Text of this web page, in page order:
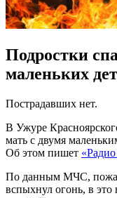
Подростки
маленьких
Пострадавших нет.
В Ужуре
мать с двумя
Об этом пишет
По данным МЧС,
вспыхнул огонь, в это